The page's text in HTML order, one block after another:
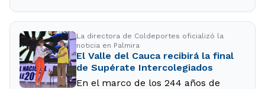
La directora de Coldeportes oficializó la
noticia en Palmira
El Valle del Cauca recibirá la final
de Supérate Intercolegiados
En el marco de los 244 años de